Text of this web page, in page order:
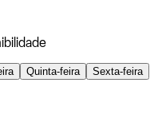
Quinta-feira
Sexta-feira